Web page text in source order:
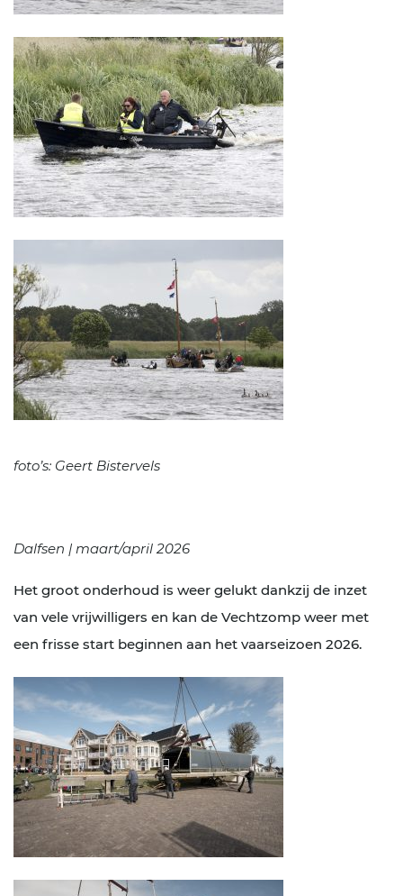
foto’s: Geert Bistervels
Dalfsen | maart/april 2026
Het groot onderhoud is weer gelukt dankzij de inzet
van vele vrijwilligers en kan de Vechtzomp weer met
een frisse start beginnen aan het vaarseizoen 2026.